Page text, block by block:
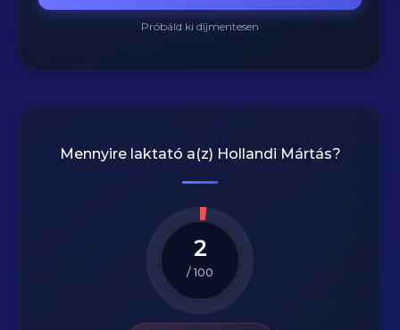
Próbáld ki díjmentesen
Mennyire laktató a(z) Hollandi Mártás?
2
/ 100